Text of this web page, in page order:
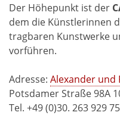
Der Höhepunkt ist der
dem die Künstlerinnen
tragbaren Kunstwerke
vorführen.
Adresse: Alexander und
Potsdamer Straße 98A
Tel. +49 (0)30. 263 929 75